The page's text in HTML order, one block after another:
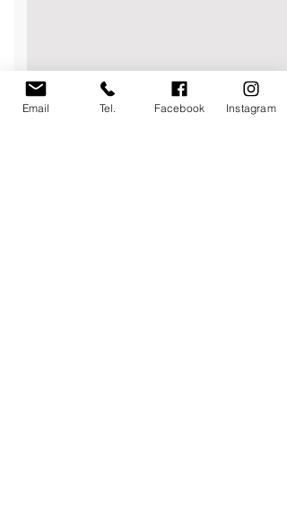
Email Tel. Facebook Instagram